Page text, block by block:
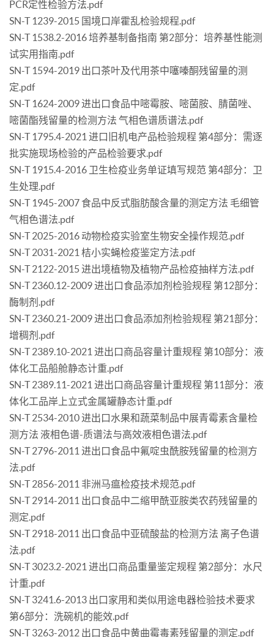
PCR定性检验方法.pdf
SN-T 1239-2015 国境口岸霍乱检验规程.pdf
SN-T 1538.2-2016 培养基制备指南 第2部分：培养基性能测
试实用指南.pdf
SN-T 1594-2019 出口茶叶及代用茶中噻嗪酮残留量的测
定.pdf
SN-T 1624-2009 进出口食品中嘧霉胺、嘧菌胺、腈菌唑、
嘧菌酯残留量的检测方法 气相色谱质谱法.pdf
SN-T 1795.4-2021 进口旧机电产品检验规程 第4部分：需逐
批实施现场检验的产品检验要求.pdf
SN-T 1915.4-2016 卫生检疫业务单证填写规范 第4部分：卫
生处理.pdf
SN-T 1945-2007 食品中反式脂肪酸含量的测定方法 毛细管
气相色谱法.pdf
SN-T 2025-2016 动物检疫实验室生物安全操作规范.pdf
SN-T 2031-2021 桔小实蝇检疫鉴定方法.pdf
SN-T 2122-2015 进出境植物及植物产品检疫抽样方法.pdf
SN-T 2360.12-2009 进出口食品添加剂检验规程 第12部分：
酶制剂.pdf
SN-T 2360.21-2009 进出口食品添加剂检验规程 第21部分：
增稠剂.pdf
SN-T 2389.10-2021 进出口商品容量计重规程 第10部分：液
体化工品船舱静态计重.pdf
SN-T 2389.11-2021 进出口商品容量计重规程 第11部分：液
体化工品岸上立式金属罐静态计重.pdf
SN-T 2534-2010 进出口水果和蔬菜制品中展青霉素含量检
测方法 液相色谱-质谱法与高效液相色谱法.pdf
SN-T 2796-2011 进出口食品中氟啶虫酰胺残留量的检测方
法.pdf
SN-T 2856-2011 非洲马瘟检疫技术规范.pdf
SN-T 2914-2011 出口食品中二缩甲酰亚胺类农药残留量的
测定.pdf
SN-T 2918-2011 出口食品中亚硫酸盐的检测方法 离子色谱
法.pdf
SN-T 3023.2-2021 进出口商品重量鉴定规程 第2部分：水尺
计重.pdf
SN-T 3241.6-2013 出口家用和类似用途电器检验技术要求
第6部分：洗碗机的能效.pdf
SN-T 3263-2012 出口食品中黄曲霉毒素残留量的测定.pdf